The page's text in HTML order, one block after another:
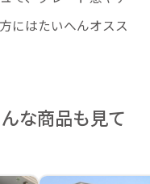
にはたいへんオスス
な商品も見て